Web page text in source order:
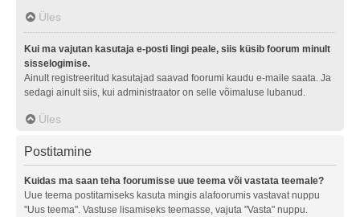
Üles
Kui ma vajutan kasutaja e-posti lingi peale, siis küsib foorum minult
sisselogimise.
Ainult registreeritud kasutajad saavad foorumi kaudu e-maile saata. Ja
sedagi ainult siis, kui administraator on selle võimaluse lubanud.
Üles
Postitamine
Kuidas ma saan teha foorumisse uue teema või vastata teemale?
Uue teema postitamiseks kasuta mingis alafoorumis vastavat nuppu
"Uus teema". Vastuse lisamiseks teemasse, vajuta "Vasta" nuppu.